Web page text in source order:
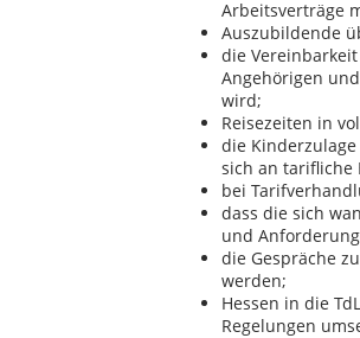
Arbeitsverträge
Auszubildende
die Vereinbarkeit
Angehörigen
wird;
Reisezeiten in
die
sich an tarifliche
bei
dass die sich
und
die Gespräche
werden;
Hessen in die
Regelungen